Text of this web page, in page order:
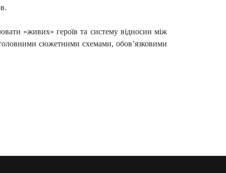
«живих» героїв та систему відносин між
сюжетними схемами, обов’язковими